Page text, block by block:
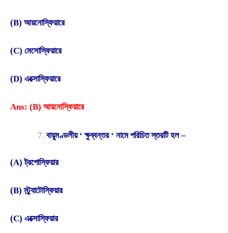
(B) আয়নোস্ফিয়ারে
(C) মেসোস্ফিয়ারে
(D) এক্সোস্ফিয়ারে
Ans: (B) আয়নোস্ফিয়ারে
বায়ুমণ্ডলীয় ‘ ক্ষুব্বন্তর ‘ নামে পরিচিত স্তরটি হল –
(A) ট্রপোস্ফিয়ার
(B) স্ট্র্যাটোস্ফিয়ার
(C) এক্সোস্ফিয়ার